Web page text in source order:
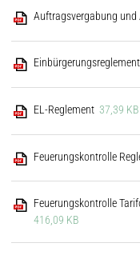
Auftragsvergabung
Einbürgerungsreglement
EL-Reglement 37,39 KB
Feuerungskontrolle
Feuerungskontrolle
416,09 KB